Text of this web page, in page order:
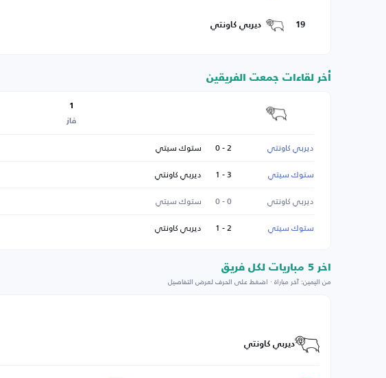
19 ديربي كاونتي
أخر لقاءات جمعت الفريقين
1
فاز
ديربي كاونتي 2 - 0 ستوك سيتي
ستوك سيتي
3 - 1 ديربي كاونتي
ديربي كاونتي
0 - 0 ستوك سيتي
ستوك سيتي
2 - 1 ديربي كاونتي
اخر 5 مباريات لكل فريق
من اليمين: آخر مباراة · اضغط على الحرف لعرض التفاصيل
ديربي كاونتي